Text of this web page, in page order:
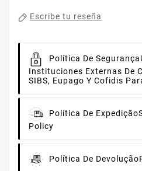
Escribe tu reseña
Política De Segurança
Instituciones Externas De
SIBS, Eupago Y Cofidis
Política De Expedição
Policy
Política De Devolução